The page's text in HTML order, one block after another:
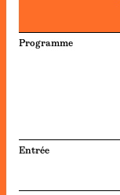
Programme
Entrée